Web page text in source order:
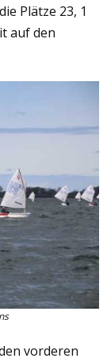
Plätze 23, 1
auf den
vorderen